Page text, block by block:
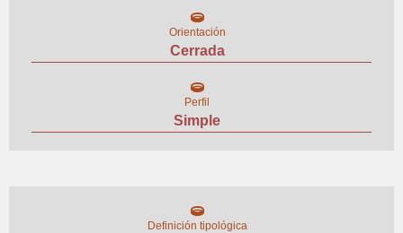
Orientación
Cerrada
Perfil
Simple
Definición tipológica